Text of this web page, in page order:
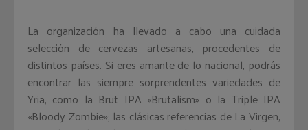
La organización ha llevado a cabo una cuidada
selección de cervezas artesanas, procedentes de
distintos países. Si eres amante de lo nacional, podrás
encontrar las siempre sorprendentes variedades de
Yria, como la Brut IPA «Brutalism» o la Triple IPA
«Bloody Zombie»; las clásicas referencias de La Virgen,